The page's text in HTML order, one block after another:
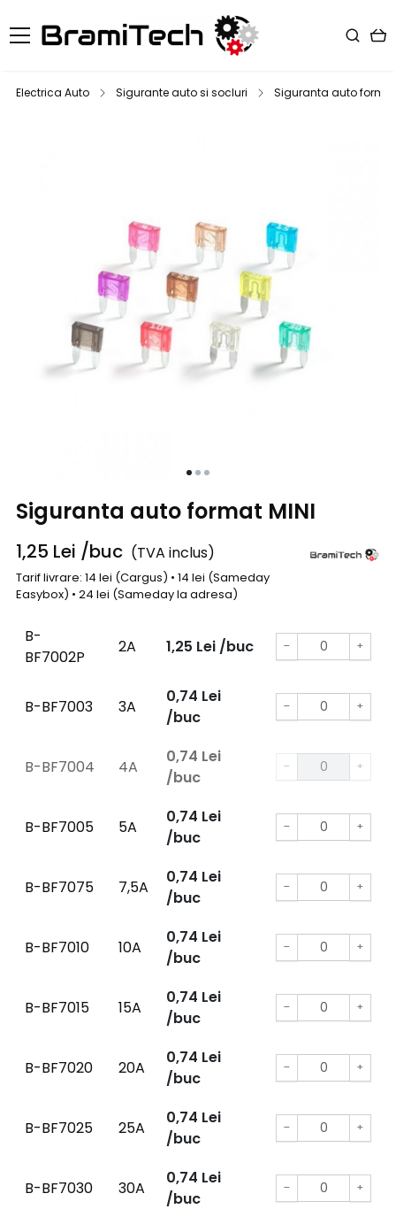
Electrica Auto Sigurante auto si socluri Siguranta auto format
Siguranta auto format MINI
1,25 Lei /buc (TVA inclus)
Tarif livrare: 14 lei (Cargus) • 14 lei (Sameday
Easybox) • 24 lei (Sameday la adresa)
B-
BF7002P
2A 1,25 Lei /buc − +
B-BF7003 3A
0,74 Lei
/buc
− +
B-BF7004 4A
0,74 Lei
/buc
− +
B-BF7005 5A
0,74 Lei
/buc
− +
B-BF7075 7,5A
0,74 Lei
/buc
− +
B-BF7010 10A
0,74 Lei
/buc
− +
B-BF7015 15A
0,74 Lei
/buc
− +
B-BF7020 20A
0,74 Lei
/buc
− +
B-BF7025 25A
0,74 Lei
/buc
− +
B-BF7030 30A
0,74 Lei
/buc
− +